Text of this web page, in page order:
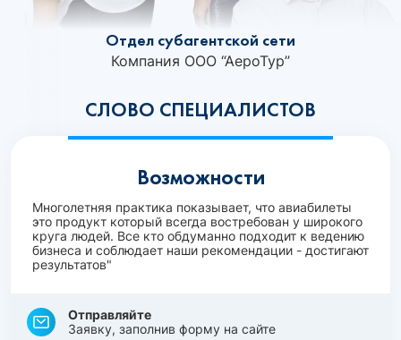
СЛОВО СПЕЦИАЛИСТОВ
Отдел субагентской сети
Компания ООО “АероТур”
Возможности
Многолетняя практика показывает, что авиабилеты
это продукт который всегда востребован у широкого
круга людей. Все кто обдуманно подходит к ведению
бизнеса и соблюдает наши рекомендации - достигают
результатов"
Отправляйте
Заявку, заполнив форму на сайте